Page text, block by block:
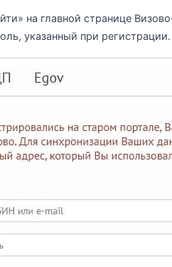
на главной странице
указанный при